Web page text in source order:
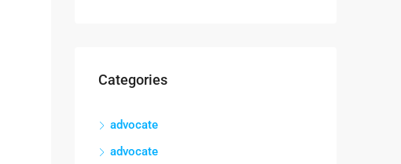
Categories
advocate
advocate